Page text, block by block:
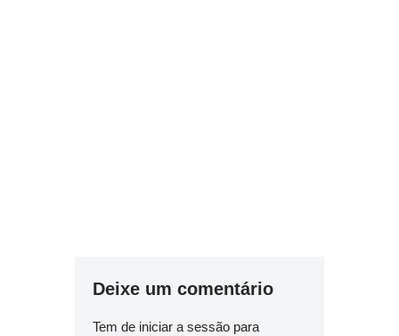
Deixe um comentário
Tem de iniciar a sessão para